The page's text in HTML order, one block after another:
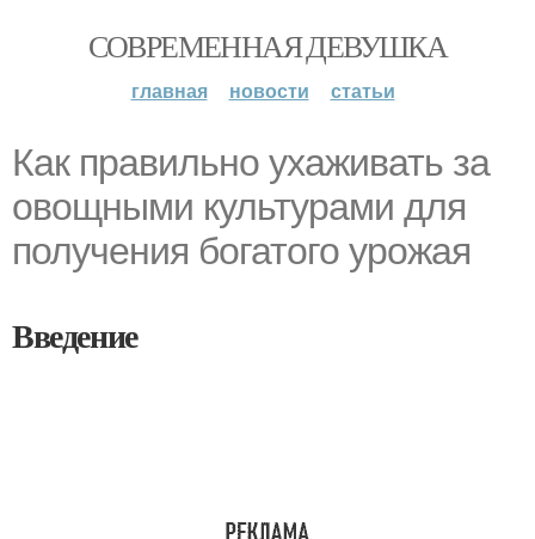
СОВРЕМЕННАЯ ДЕВУШКА
главная новости статьи
Как правильно ухаживать за
овощными культурами для
получения богатого урожая
Введение